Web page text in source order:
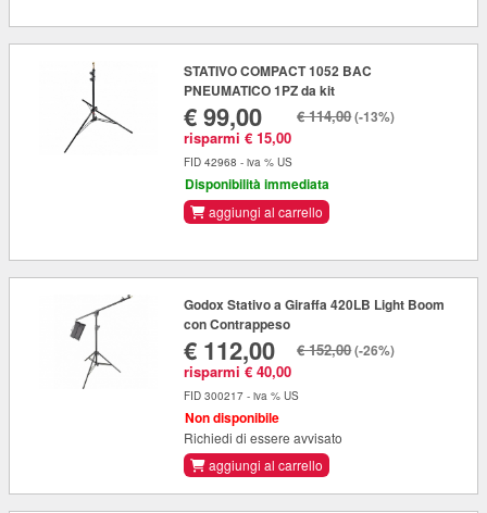
STATIVO COMPACT 1052 BAC
PNEUMATICO 1PZ da kit
€ 99,00
risparmi € 15,00
€ 114,00(-13%)
FID 42968 - iva % US
Disponibilità immediata
aggiungi al carrello
Godox Stativo a Giraffa 420LB Light Boom
con Contrappeso
€ 112,00
risparmi € 40,00
€ 152,00(-26%)
FID 300217 - iva % US
Non disponibile
Richiedi di essere avvisato
aggiungi al carrello